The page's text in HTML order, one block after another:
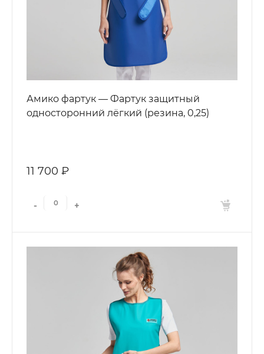
Амико фартук — Фартук защитный
односторонний лёгкий (резина, 0,25)
11 700 ₽
- +